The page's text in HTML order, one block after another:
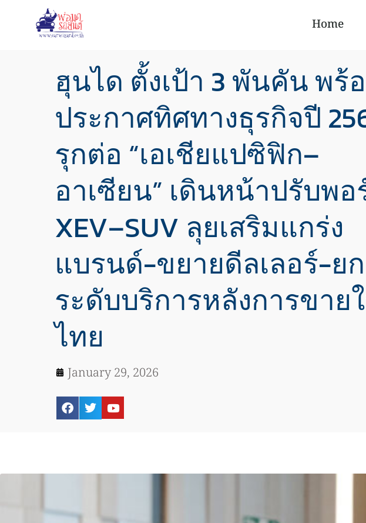
Home
ฮุนได ตั้งเป้า 3 พันคัน พร้
ประกาศทิศทางธุรกิจปี
รุกต่อ “เอเชียแปซิฟิก–
อาเซียน” เดินหน้าปรับพอ
XEV–SUV ลุยเสริมแกร่ง
แบรนด์-ขยายดีลเลอร์-ยก
ระดับบริการหลังการขาย
ไทย
January 29, 2026